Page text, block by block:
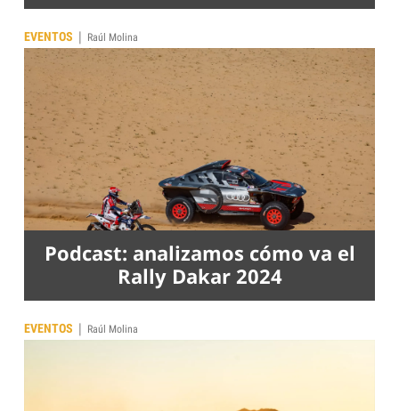
EVENTOS | Raúl Molina
Podcast: analizamos cómo va el
Rally Dakar 2024
EVENTOS | Raúl Molina